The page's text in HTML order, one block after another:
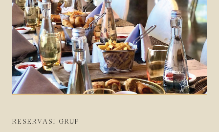
RESERVASI GRUP